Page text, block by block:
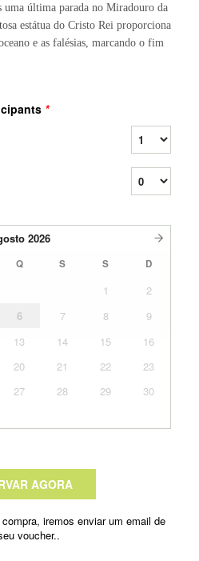
uma última parada no Miradouro da
estátua do Cristo Rei proporciona
e as falésias, marcando o fim